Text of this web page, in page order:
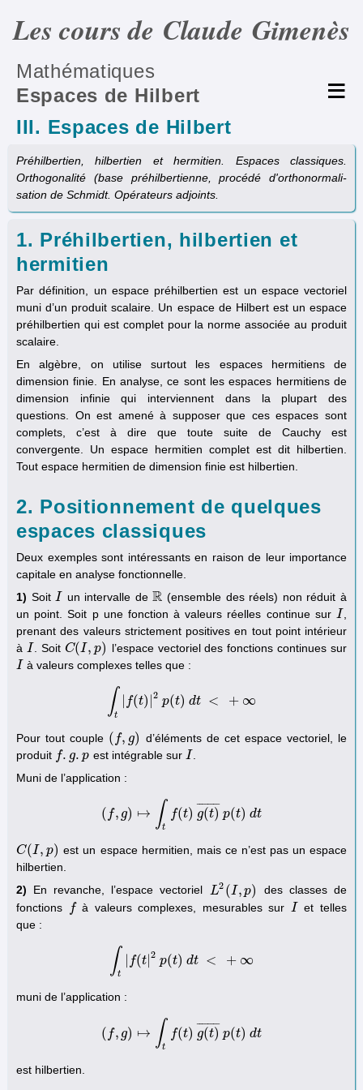
Les cours de Claude Gimenès
Mathématiques
Espaces de Hilbert
III. Espaces de Hilbert
Préhilbertien, hilbertien et hermitien. Espaces classiques.
Orthogonalité (base préhilbertienne, procédé d'ortho­normali­
sation de Schmidt. Opérateurs adjoints.
1. Préhilbertien, hilbertien et
hermitien
Par définition, un espace préhilbertien est un espace vectoriel
muni d’un produit scalaire. Un espace de Hilbert est un espace
préhilbertien qui est complet pour la norme associée au produit
scalaire.
En algèbre, on utilise surtout les espaces hermitiens de
dimension finie. En analyse, ce sont les espaces hermitiens de
dimension infinie qui interviennent dans la plupart des
questions. On est amené à supposer que ces espaces sont
complets, c’est à dire que toute suite de Cauchy est
convergente. Un espace hermitien complet est dit hilbertien.
Tout espace hermitien de dimension finie est hilbertien.
2. Positionnement de quelques
espaces classiques
Deux exemples sont intéressants en raison de leur importance
capitale en analyse fonctionnelle.
1) Soit I
I un intervalle de R
R (ensemble des réels) non réduit à
un point. Soit p une fonction à valeurs réelles continue sur I
I
prenant des valeurs strictement positives en tout point intérieur
à I
I . Soit C(I, p)
C(I,p)
l’espace vectoriel des fonctions continues sur
I
I à valeurs complexes telles que :
∫t
f(t) |2
p(t) dt < + ∞
∫t|f( t) 2 p(t dt < +
Pour tout couple ( f, g)
( ,g )
d’éléments de cet espace vectoriel, le
produit f. g. p
f.g .p est intégrable sur I
I
Muni de l’application :
( f, g) ↦ ∫t
f(t) g(t)
¯ ¯
¯¯¯¯¯¯
p(t) dt
(f g)↦ tf ) g(t ¯ p(t ) dt
C(I, p)
C(I,p)
est un espace hermitien, mais ce n’est pas un espace
hilbertien.
2) En revanche, l’espace vectoriel L2 (I, p)
L2(I,p)
des classes de
fonctions
f
f à valeurs complexes, mesurables sur I
I et telles
que :
∫t
| f(t|2
p(t) dt < + ∞
∫t|f (t 2 p(t ) dt < + ∞
muni de l’application :
( f, g) ↦ ∫t
f(t) g(t)
¯ ¯
¯¯¯¯¯¯
p(t) dt
(f g)↦ tf ) g(t ¯ p(t ) dt
est hilbertien.